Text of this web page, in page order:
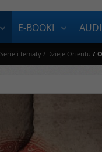
E-BOOKI
Serie i tematy / Dzieje Orientu /